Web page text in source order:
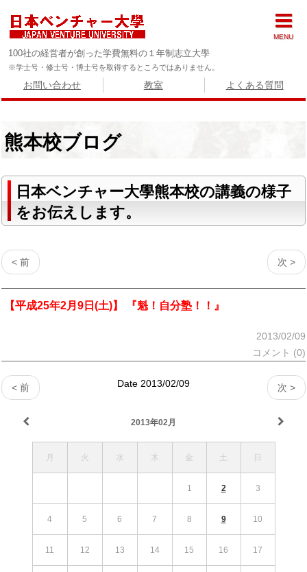
100社の経営者が創った学費無料の１年制志立大學
※学士号・修士号・博士号を取得するところではありません。
お問い合わせ 教室 よくある質問
熊本校ブログ
日本ベンチャー大學熊本校の講義の様子
をお伝えします。
< 前 次 >
【平成25年2月9日(土)】 『魁！自分塾！！』
2013/02/09
コメント (0)
< 前 次 >
Date 2013/02/09
2013年02月
月 火 水 木 金 土 日
1 2 3
4 5 6 7 8 9 10
11 12 13 14 15 16 17
MENU